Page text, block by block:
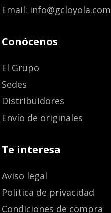
Email: info@gcloyola.com
Conócenos
El Grupo
Sedes
Distribuidores
Envío de originales
Te interesa
Aviso legal
Política de privacidad
Condiciones de compra